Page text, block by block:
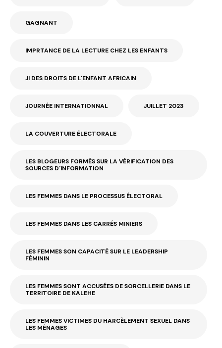
GAGNANT
IMPRTANCE DE LA LECTURE CHEZ LES ENFANTS
JI DES DROITS DE L'ENFANT AFRICAIN
JOURNÉE INTERNATIONNAL JUILLET 2023
LA COUVERTURE ÉLECTORALE
LES BLOGEURS FORMÉS SUR LA VÉRIFICATION DES
SOURCES D'INFORMATION
LES FEMMES DANS LE PROCESSUS ÉLECTORAL
LES FEMMES DANS LES CARRÉS MINIERS
LES FEMMES SON CAPACITÉ SUR LE LEADERSHIP
FÉMININ
LES FEMMES SONT ACCUSÉES DE SORCELLERIE DANS LE
TERRITOIRE DE KALEHE
LES FEMMES VICTIMES DU HARCÈLEMENT SEXUEL DANS
LES MÉNAGES